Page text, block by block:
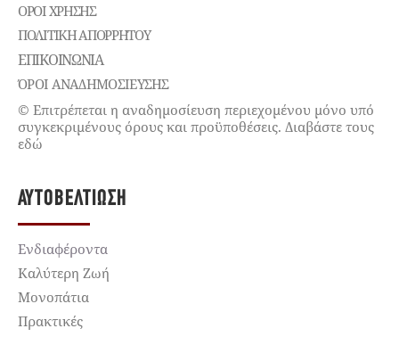
ΌΡΟΙ ΧΡΉΣΗΣ
ΠΟΛΙΤΙΚΉ ΑΠΟΡΡΉΤΟΥ
ΕΠΙΚΟΙΝΩΝΊΑ
ΌΡΟΙ ΑΝΑΔΗΜΟΣΙΕΥΣΗΣ
© Επιτρέπεται η αναδημοσίευση περιεχομένου μόνο υπό
συγκεκριμένους όρους και προϋποθέσεις. Διαβάστε τους
εδώ
ΑΥΤΟΒΕΛΤΊΩΣΗ
Ενδιαφέροντα
Καλύτερη Ζωή
Μονοπάτια
Πρακτικές